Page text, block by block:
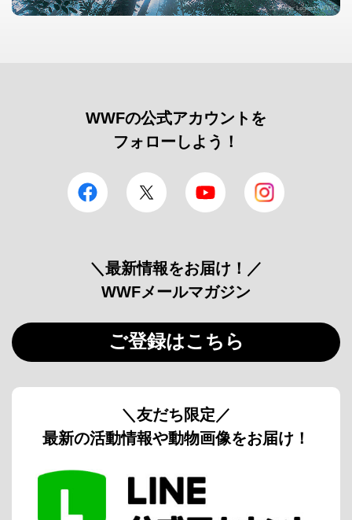
© Roger Leguen / WWF
WWFの公式アカウントを
フォローしよう！
facebook Twitter YouTube
＼最新情報をお届け！／
WWFメールマガジン
ご登録はこちら
＼友だち限定／
最新の活動情報や動物画像をお届け！